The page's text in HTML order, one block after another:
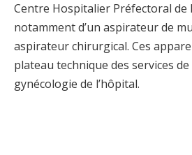
Centre Hospitalier Préfectoral de
notamment d’un aspirateur de
aspirateur chirurgical. Ces
plateau technique des services
gynécologie de l’hôpital.